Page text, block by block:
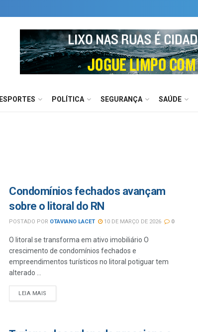
ESPORTES POLÍTICA SEGURANÇA SAÚDE
Condomínios fechados avançam
sobre o litoral do RN
POSTADO POR OTAVIANO LACET 10 DE MARÇO DE 2026 0
O litoral se transforma em ativo imobiliário O
crescimento de condomínios fechados e
empreendimentos turísticos no litoral potiguar tem
alterado ...
LEIA MAIS